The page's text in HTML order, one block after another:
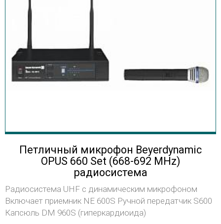
Петличный микрофон Beyerdynamic
OPUS 660 Set (668-692 MHz)
радиосистема
Радиосистема UHF с динамическим микрофоном
Включает приемник NE 600S Ручной передатчик S600
Капсюль DM 960S (гиперкардиоида)